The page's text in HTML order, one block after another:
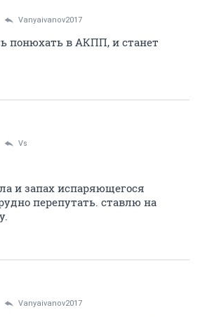
Vanyaivanov2017
понюхать в АКПП, и станет
Vs
и запах испаряющегося
перепутать. ставлю на
Vanyaivanov2017